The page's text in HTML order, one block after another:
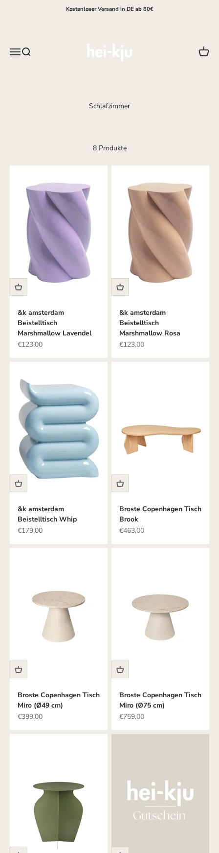
Kostenloser Versand in DE ab 80€
MenüSuche
8 Produkte
&k amsterdam
Beistelltisch
Marshmallow Lavendel
Angebot
€123,00
&k amsterdam
Beistelltisch
Marshmallow Rosa
Angebot
€123,00
&k amsterdam
Beistelltisch Whip
Angebot
€179,00
Broste Copenhagen Tisch
Brook
Angebot
€463,00
Broste Copenhagen Tisch
Miro (Ø49 cm)
Angebot
€399,00
Broste Copenhagen Tisch
Miro (Ø75 cm)
Angebot
€759,00